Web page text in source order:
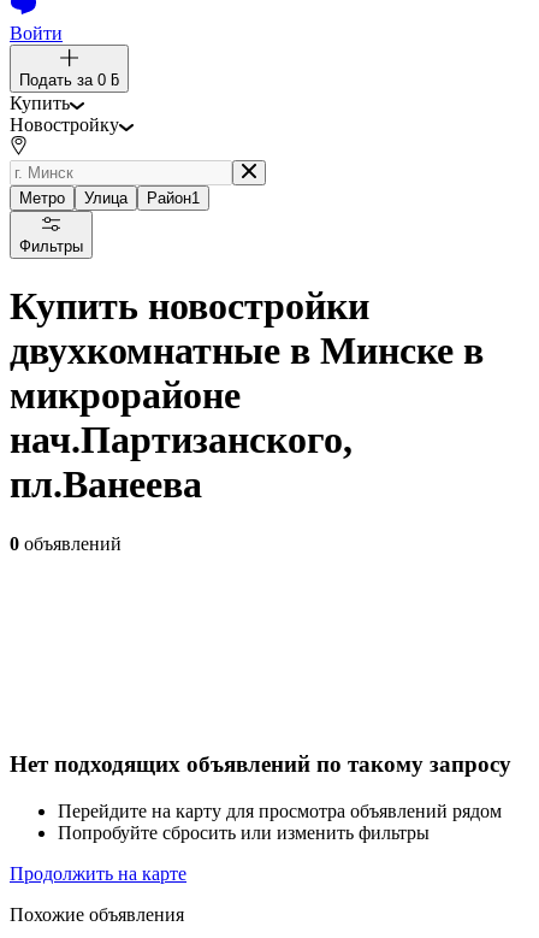
Войти
Подать за 0 ƃ
Купить
Новостройку
Метро Улица Район1
Фильтры
Купить новостройки
двухкомнатные в Минске в
микрорайоне
нач.Партизанского,
пл.Ванеева
0 объявлений
Нет подходящих объявлений по такому запросу
Перейдите на карту для просмотра объявлений рядом
Попробуйте сбросить или изменить фильтры
Продолжить на карте
Похожие объявления